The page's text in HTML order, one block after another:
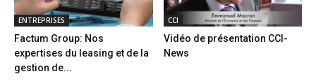
ENTREPRISES
Factum Group: Nos
expertises du leasing et de la
gestion de...
CCI
Vidéo de présentation CCI-
News